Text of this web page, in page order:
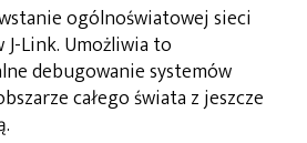
ogólnoświatowej sieci
Link. Umożliwia to
debugowanie systemów
całego świata z jeszcze